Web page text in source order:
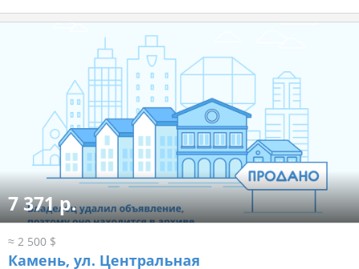
7 371 р.
≈ 2 500 $
Камень, ул. Центральная